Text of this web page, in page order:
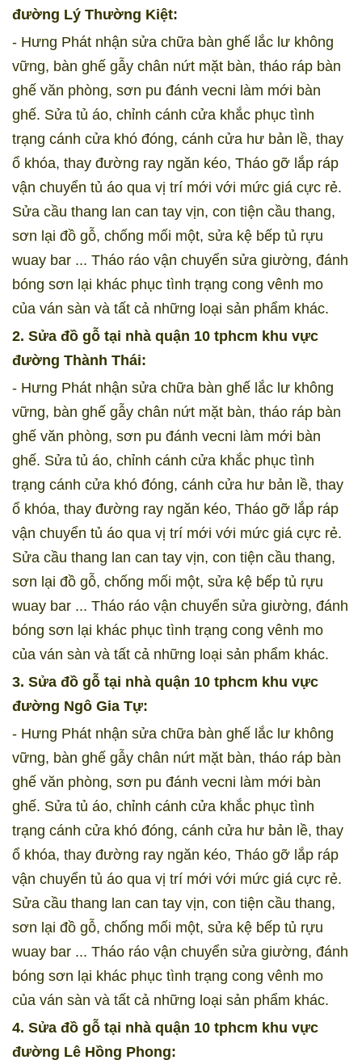
đường Lý Thường Kiệt:
- Hưng Phát nhận sửa chữa bàn ghế lắc lư không
vững, bàn ghế gẫy chân nứt mặt bàn, tháo ráp bàn
ghế văn phòng, sơn pu đánh vecni làm mới bàn
ghế. Sửa tủ áo, chỉnh cánh cửa khắc phục tình
trạng cánh cửa khó đóng, cánh cửa hư bản lề, thay
ổ khóa, thay đường ray ngăn kéo, Tháo gỡ lắp ráp
vận chuyển tủ áo qua vị trí mới với mức giá cực rẻ.
Sửa cầu thang lan can tay vịn, con tiện cầu thang,
sơn lại đồ gỗ, chống mối một, sửa kệ bếp tủ rựu
wuay bar ... Tháo ráo vận chuyển sửa giường, đánh
bóng sơn lại khác phục tình trạng cong vênh mo
của ván sàn và tất cả những loại sản phẩm khác.
2. Sửa đồ gỗ tại nhà quận 10 tphcm khu vực
đường Thành Thái:
- Hưng Phát nhận sửa chữa bàn ghế lắc lư không
vững, bàn ghế gẫy chân nứt mặt bàn, tháo ráp bàn
ghế văn phòng, sơn pu đánh vecni làm mới bàn
ghế. Sửa tủ áo, chỉnh cánh cửa khắc phục tình
trạng cánh cửa khó đóng, cánh cửa hư bản lề, thay
ổ khóa, thay đường ray ngăn kéo, Tháo gỡ lắp ráp
vận chuyển tủ áo qua vị trí mới với mức giá cực rẻ.
Sửa cầu thang lan can tay vịn, con tiện cầu thang,
sơn lại đồ gỗ, chống mối một, sửa kệ bếp tủ rựu
wuay bar ... Tháo ráo vận chuyển sửa giường, đánh
bóng sơn lại khác phục tình trạng cong vênh mo
của ván sàn và tất cả những loại sản phẩm khác.
3. Sửa đồ gỗ tại nhà quận 10 tphcm khu vực
đường Ngô Gia Tự:
- Hưng Phát nhận sửa chữa bàn ghế lắc lư không
vững, bàn ghế gẫy chân nứt mặt bàn, tháo ráp bàn
ghế văn phòng, sơn pu đánh vecni làm mới bàn
ghế. Sửa tủ áo, chỉnh cánh cửa khắc phục tình
trạng cánh cửa khó đóng, cánh cửa hư bản lề, thay
ổ khóa, thay đường ray ngăn kéo, Tháo gỡ lắp ráp
vận chuyển tủ áo qua vị trí mới với mức giá cực rẻ.
Sửa cầu thang lan can tay vịn, con tiện cầu thang,
sơn lại đồ gỗ, chống mối một, sửa kệ bếp tủ rựu
wuay bar ... Tháo ráo vận chuyển sửa giường, đánh
bóng sơn lại khác phục tình trạng cong vênh mo
của ván sàn và tất cả những loại sản phẩm khác.
4. Sửa đồ gỗ tại nhà quận 10 tphcm khu vực
đường Lê Hồng Phong: